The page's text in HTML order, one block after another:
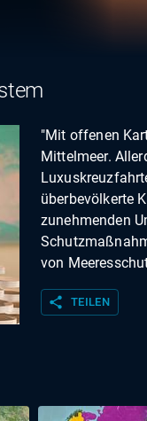
"Mit offenen
Mittelmeer.
überbevölkerte
zunehmenden
von
share TEILEN